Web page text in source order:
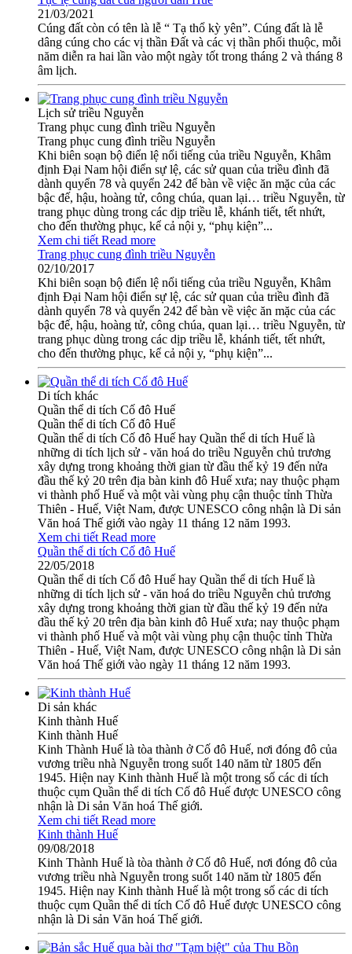
21/03/2021
Cúng đất còn có tên là lễ “ Tạ thổ kỳ yên”. Cúng đất là lễ
dâng cúng cho các vị thần Đất và các vị thần phối thuộc, mỗi
năm diễn ra hai lần vào một ngày tốt trong tháng 2 và tháng 8
âm lịch.
Lịch sử triều Nguyễn
Trang phục cung đình triều Nguyễn
Trang phục cung đình triều Nguyễn
Khi biên soạn bộ điển lệ nổi tiếng của triều Nguyễn, Khâm
định Ðại Nam hội điển sự lệ, các sử quan của triều đình đã
dành quyển 78 và quyển 242 để bàn về việc ăn mặc của các
bậc đế, hậu, hoàng tử, công chúa, quan lại… triều Nguyễn, từ
trang phục dùng trong các dịp triều lễ, khánh tiết, tết nhứt,
cho đến thường phục, kể cả nội y, “phụ kiện”...
Xem chi tiết Read more
Trang phục cung đình triều Nguyễn
02/10/2017
Khi biên soạn bộ điển lệ nổi tiếng của triều Nguyễn, Khâm
định Ðại Nam hội điển sự lệ, các sử quan của triều đình đã
dành quyển 78 và quyển 242 để bàn về việc ăn mặc của các
bậc đế, hậu, hoàng tử, công chúa, quan lại… triều Nguyễn, từ
trang phục dùng trong các dịp triều lễ, khánh tiết, tết nhứt,
cho đến thường phục, kể cả nội y, “phụ kiện”...
Di tích khác
Quần thể di tích Cố đô Huế
Quần thể di tích Cố đô Huế
Quần thể di tích Cố đô Huế hay Quần thể di tích Huế là
những di tích lịch sử - văn hoá do triều Nguyễn chủ trương
xây dựng trong khoảng thời gian từ đầu thế kỷ 19 đến nửa
đầu thế kỷ 20 trên địa bàn kinh đô Huế xưa; nay thuộc phạm
vi thành phố Huế và một vài vùng phụ cận thuộc tỉnh Thừa
Thiên - Huế, Việt Nam, được UNESCO công nhận là Di sản
Văn hoá Thế giới vào ngày 11 tháng 12 năm 1993.
Xem chi tiết Read more
Quần thể di tích Cố đô Huế
22/05/2018
Quần thể di tích Cố đô Huế hay Quần thể di tích Huế là
những di tích lịch sử - văn hoá do triều Nguyễn chủ trương
xây dựng trong khoảng thời gian từ đầu thế kỷ 19 đến nửa
đầu thế kỷ 20 trên địa bàn kinh đô Huế xưa; nay thuộc phạm
vi thành phố Huế và một vài vùng phụ cận thuộc tỉnh Thừa
Thiên - Huế, Việt Nam, được UNESCO công nhận là Di sản
Văn hoá Thế giới vào ngày 11 tháng 12 năm 1993.
Di sản khác
Kinh thành Huế
Kinh thành Huế
Kinh Thành Huế là tòa thành ở Cố đô Huế, nơi đóng đô của
vương triều nhà Nguyễn trong suốt 140 năm từ 1805 đến
1945. Hiện nay Kinh thành Huế là một trong số các di tích
thuộc cụm Quần thể di tích Cố đô Huế được UNESCO công
nhận là Di sản Văn hoá Thế giới.
Xem chi tiết Read more
Kinh thành Huế
09/08/2018
Kinh Thành Huế là tòa thành ở Cố đô Huế, nơi đóng đô của
vương triều nhà Nguyễn trong suốt 140 năm từ 1805 đến
1945. Hiện nay Kinh thành Huế là một trong số các di tích
thuộc cụm Quần thể di tích Cố đô Huế được UNESCO công
nhận là Di sản Văn hoá Thế giới.